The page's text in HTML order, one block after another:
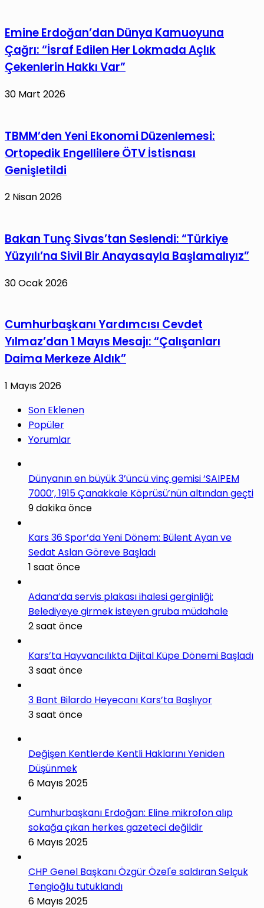
Emine Erdoğan’dan Dünya Kamuoyuna
Çağrı: “İsraf Edilen Her Lokmada Açlık
Çekenlerin Hakkı Var”
30 Mart 2026
TBMM’den Yeni Ekonomi Düzenlemesi:
Ortopedik Engellilere ÖTV İstisnası
Genişletildi
2 Nisan 2026
Bakan Tunç Sivas’tan Seslendi: “Türkiye
Yüzyılı’na Sivil Bir Anayasayla Başlamalıyız”
30 Ocak 2026
Cumhurbaşkanı Yardımcısı Cevdet
Yılmaz’dan 1 Mayıs Mesajı: “Çalışanları
Daima Merkeze Aldık”
1 Mayıs 2026
Son Eklenen
Popüler
Yorumlar
Dünyanın en büyük 3’üncü vinç gemisi ‘SAIPEM
7000’, 1915 Çanakkale Köprüsü’nün altından geçti
9 dakika önce
Kars 36 Spor’da Yeni Dönem: Bülent Ayan ve
Sedat Aslan Göreve Başladı
1 saat önce
Adana’da servis plakası ihalesi gerginliği:
Belediyeye girmek isteyen gruba müdahale
2 saat önce
Kars’ta Hayvancılıkta Dijital Küpe Dönemi Başladı
3 saat önce
3 Bant Bilardo Heyecanı Kars’ta Başlıyor
3 saat önce
Değişen Kentlerde Kentli Haklarını Yeniden
Düşünmek
6 Mayıs 2025
Cumhurbaşkanı Erdoğan: Eline mikrofon alıp
sokağa çıkan herkes gazeteci değildir
6 Mayıs 2025
CHP Genel Başkanı Özgür Özel'e saldıran Selçuk
Tengioğlu tutuklandı
6 Mayıs 2025